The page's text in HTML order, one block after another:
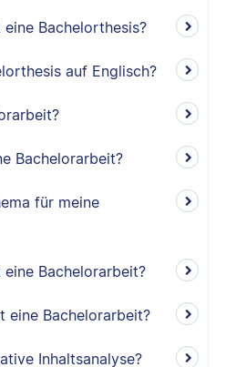
Bachelorthesis?
auf Englisch?
Bachelorarbeit?
für meine
Bachelorarbeit?
eine Bachelorarbeit?
Inhaltsanalyse?